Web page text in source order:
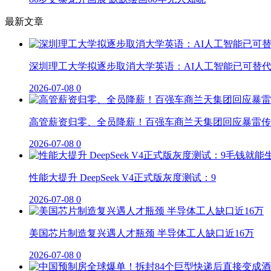
最新文章
深圳理工大学拟逐步取消大学英语：AI人工智能已可替代
2026-07-08 0
高管薪资归零、全员降薪！百强车商兰天集团回应暴雷
2026-07-08 0
性能大提升 DeepSeek V4正式版灰度测试：9
2026-07-08 0
美国芯片制造复兴遇人才瓶颈 半导体工人缺口近16万
2026-07-08 0